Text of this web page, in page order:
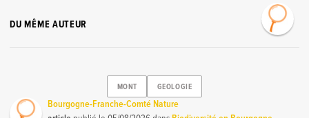
DU MÊME AUTEUR
MONT GEOLOGIE
Bourgogne-Franche-Comté Nature